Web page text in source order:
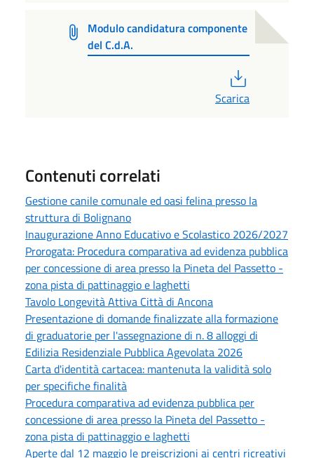
Modulo candidatura componente
del C.d.A.
Scarica
Contenuti correlati
Gestione canile comunale ed oasi felina presso la
struttura di Bolignano
Inaugurazione Anno Educativo e Scolastico 2026/2027
Prorogata: Procedura comparativa ad evidenza pubblica
per concessione di area presso la Pineta del Passetto -
zona pista di pattinaggio e laghetti
Tavolo Longevità Attiva Città di Ancona
Presentazione di domande finalizzate alla formazione
di graduatorie per l'assegnazione di n. 8 alloggi di
Edilizia Residenziale Pubblica Agevolata 2026
Carta d'identità cartacea: mantenuta la validità solo
per specifiche finalità
Procedura comparativa ad evidenza pubblica per
concessione di area presso la Pineta del Passetto -
zona pista di pattinaggio e laghetti
Aperte dal 12 maggio le preiscrizioni ai centri ricreativi